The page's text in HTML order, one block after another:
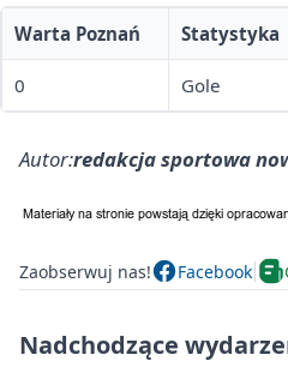
Warta Poznań Statystyka
0 Gole
Autor:redakcja sportowa
Zaobserwuj nas! Facebook
Nadchodzące